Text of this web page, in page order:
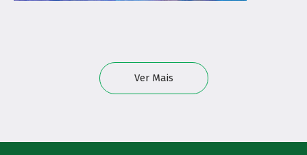
Ver Mais